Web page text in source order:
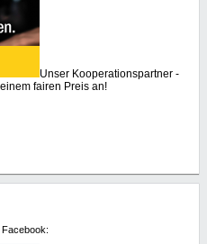
Unser Kooperationspartner -
fairen Preis an!